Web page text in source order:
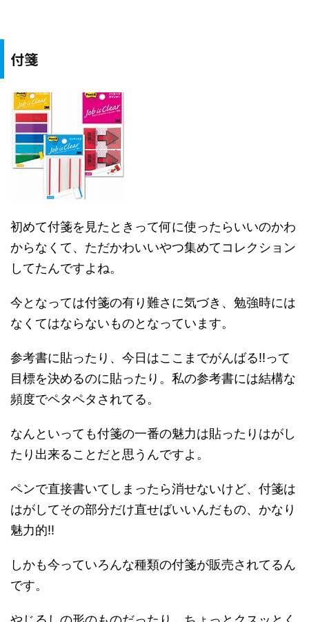
付箋
初めて付箋を見たときって何に使ったらいいのかわ
からなくて、ただかわいいやつ集めてコレクション
してたんですよね。
今となっては付箋の有り難さに気づき、勉強時には
なくてはならないものとなっています。
参考書に貼ったり、今日はここまでがんばる!!って
目標を決めるのに貼ったり。私の参考書には結構な
頻度でペタペタされてる。
なんといっても付箋の一番の魅力は貼ったりはがし
たり出来ることだと思うんですよ。
ペンで直接書いてしまったら消せないけど、付箋は
はがしてその部分だけ直せばいいんだもの、かなり
魅力的!!
しかも今っていろんな種類の付箋が販売されてるん
です。